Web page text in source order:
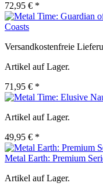
72,95 € *
Coasts
Versandkostenfreie
Artikel auf Lager.
71,95 € *
Artikel auf Lager.
49,95 € *
Metal Earth: Premium
Artikel auf Lager.